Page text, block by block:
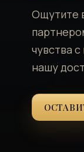
Ощутите
чувства
нашу